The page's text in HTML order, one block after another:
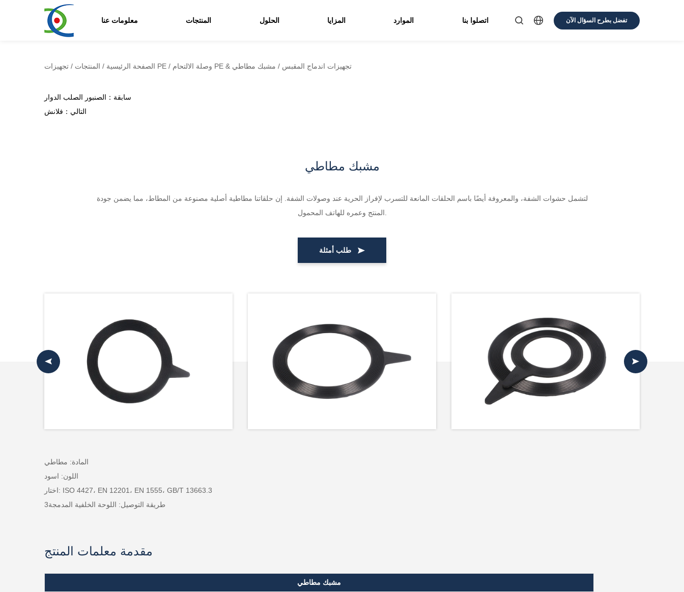
معلومات عنا المنتجات الحلول المزايا الموارد اتصلوا بنا تفضل بطرح السؤال الآن
الصفحة الرئيسية / المنتجات / تجهيزات PE / وصلة الالتحام PE & تجهيزات اندماج المقبس / مشبك مطاطي
سابقة：الصنبور الصلب الدوار
التالي：فلانش
مشبك مطاطي
لتشمل حشوات الشفة، والمعروفة أيضًا باسم الحلقات المانعة للتسرب لإفراز الحرية عند وصولات الشفة. إن حلقاتنا مطاطية أصلية مصنوعة من المطاط، مما يضمن جودة
طلب أمثلة
المادة: مطاطي
اللون: اسود
اختار: ISO 4427، EN 12201، EN 1555، GB/T 13663.3
طريقة التوصيل: اللوحة الخلفية المدمجة3
مقدمة معلمات المنتج
مشبك مطاطي